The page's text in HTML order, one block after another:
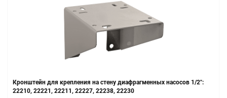
Кронштейн для крепления на стену диафрагменных насосов 1/2":
22210, 22221, 22211, 22227, 22238, 22230